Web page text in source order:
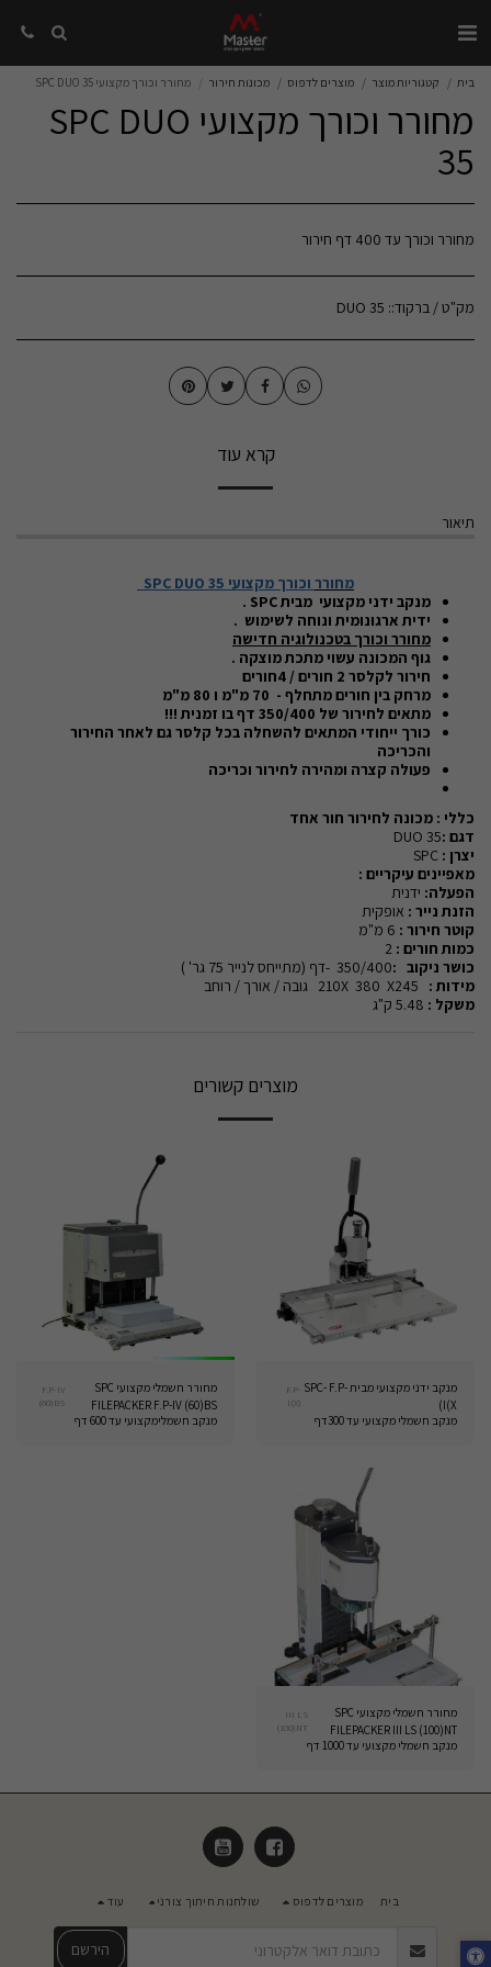
בית קטגוריות מוצר מוצרים לדפוס מכונות חירור מחורר וכורך מקצועי SPC DUO 35
מחורר וכורך מקצועי SPC DUO
35
מחורר וכורך עד 400 דף חירור
מק"ט / ברקוד:: DUO 35
קרא עוד
תיאור
מחורר וכורך מקצועי SPC DUO 35
מנקב ידני מקצועי מביתSPC
.
ידית ארגונומית ונוחה לשימוש .
מחורר וכורך בטכנולוגיה חדישה
גוף המכונה עשוי מתכת מוצקה .
חירור לקלסר 2 חורים / 4חורים
מרחק בין חורים מתחלף - 70 מ"מ ו 80 מ"מ
מתאים לחירור של 350/400 דף בו זמנית !!!
כורך ייחודי המתאים להשחלה בכל קלסר גם לאחר החירור
והכריכה
פעולה קצרה ומהירה לחירור וכריכה
כללי : מכונה לחירור חור אחד
דגם :DUO 35
יצרן : SPC
מאפיינים עיקריים :
הפעלה: ידנית
הזנת נייר : אופקית
קוטר חירור : 6 מ"מ
כמות חורים : 2
כושר ניקוב :350/400 -דף (מתייחס לנייר 75 גר' )
מידות :
210X 380 X245 גובה / אורך / רוחב
משקל : 5.48 ק"ג
מוצרים קשורים
מנקב ידני מקצועי מבית SPC- F.P-
I(X)
F.P-
I(X)
מנקב חשמלי מקצועי עד 300דף
מחורר חשמלי מקצועי SPC
FILEPACKER F.P-IV (60)BS
F.P-IV
(60)BS
מנקב חשמלימקצועי עד 600 דף
מחורר חשמלי מקצועי SPC
FILEPACKER III LS (100)NT
III LS
(100)NT
מנקב חשמלי מקצועי עד 1000 דף
בית מוצרים לדפוס שולחנות חיתוך צורני עוד
הירשם